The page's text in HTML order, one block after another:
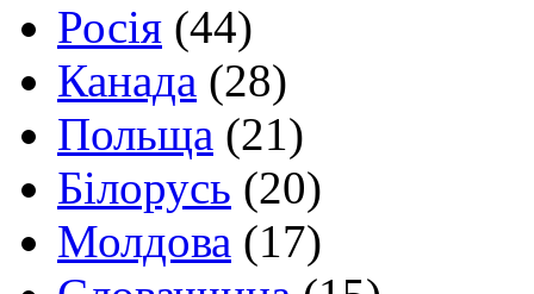
Росія (44)
Канада (28)
Польща (21)
Білорусь (20)
Молдова (17)